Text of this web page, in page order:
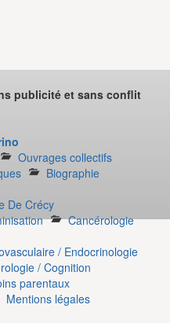
publicité et sans conflit
Ouvrages collectifs
Biographie
De Crécy
Cancérologie
/ Endocrinologie
/ Cognition
parentaux
Mentions légales